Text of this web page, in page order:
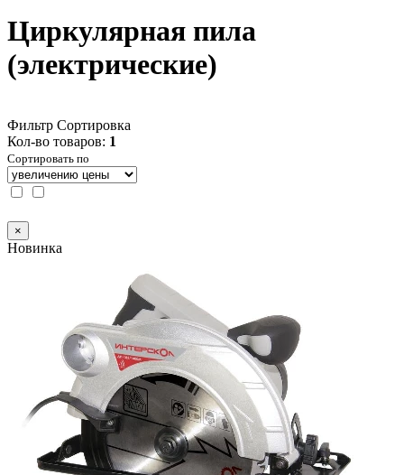
Циркулярная пила
(электрические)
Фильтр Сортировка
Кол-во товаров: 1
Сортировать по
×
Новинка